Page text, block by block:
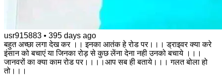
usr915883 • 395 days ago
बहुत अच्छा लगा देख कर ।। इनका आतंक हे रोड पर।।। ड्राइवर क्या करे
इंसान को बचाएं या जिनका रोड़ से कुछ लेंना देना नही उनको बचाये ।।।
जानवरों का क्या काम रोड पर।।।।आप सब ही बताये।।। गलत बोला हो
तो।।।